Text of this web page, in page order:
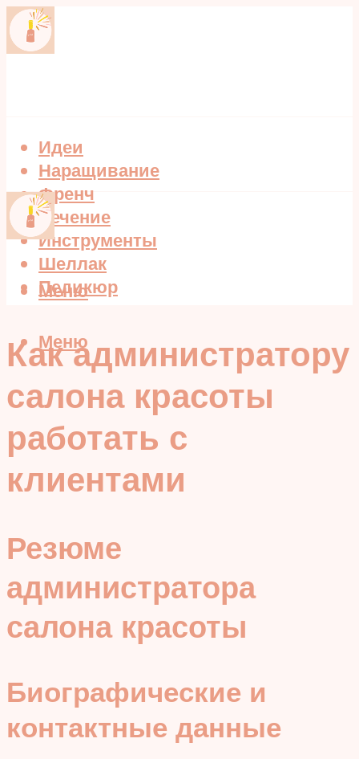
Идеи
Наращивание
Френч
Лечение
Инструменты
Шеллак
Педикюр
Меню
Меню
Как администратору
салона красоты
работать с
клиентами
Резюме
администратора
салона красоты
Биографические и
контактные данные